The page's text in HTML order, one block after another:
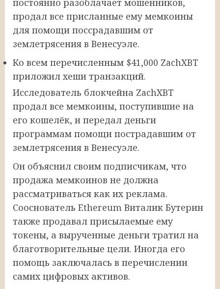
продал все присланные ему мемкоины
для помощи поссрадавшим от
землетрясения в Венесуэле.
Ко всем перечисленным $41,000 ZachXBT
приложил хеши транзакций.
Исследователь блокчейна ZachXBT
продал все мемкоины, поступившие на
его кошелёк, и передал деньги
программам помощи пострадавшим от
землетрясения в Венесуэле.
Он объяснил своим подписчикам, что
продажа мемкоинов не должна
рассматриваться как их реклама.
Сооснователь Ethereum Виталик Бутерин
также продавал присылаемые ему
токены, а вырученные деньги тратил на
благотворительные цели. Иногда его
помощь заключалась в перечислении
самих цифровых активов.